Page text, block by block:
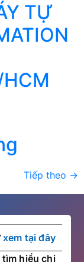
TỰ
HCM
Tiếp theo →
xem tại đây
hiểu chi